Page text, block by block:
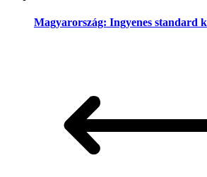
Magyarország: Ingyenes standard